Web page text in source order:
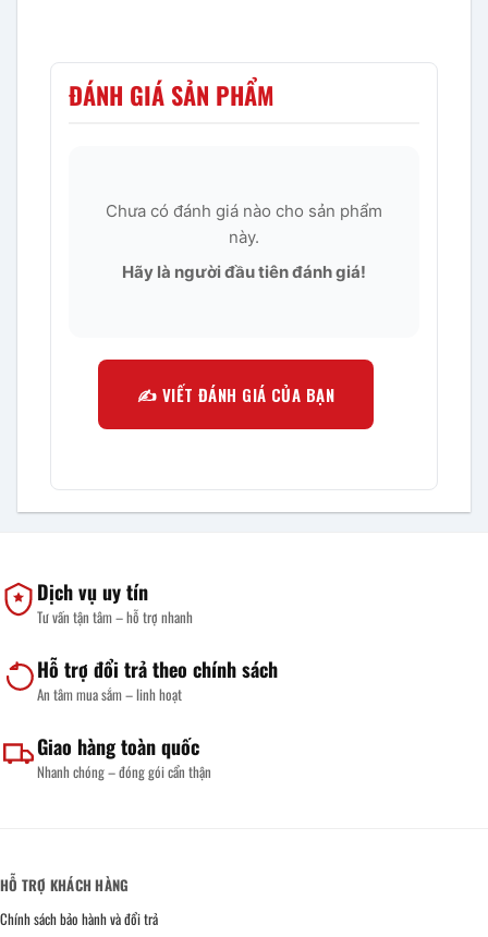
ĐÁNH GIÁ SẢN PHẨM
Chưa có đánh giá nào cho sản phẩm
này.
Hãy là người đầu tiên đánh giá!
✍️ VIẾT ĐÁNH GIÁ CỦA BẠN
Dịch vụ uy tín
Tư vấn tận tâm – hỗ trợ nhanh
Hỗ trợ đổi trả theo chính sách
An tâm mua sắm – linh hoạt
Giao hàng toàn quốc
Nhanh chóng – đóng gói cẩn thận
HỖ TRỢ KHÁCH HÀNG
Chính sách bảo hành và đổi trả